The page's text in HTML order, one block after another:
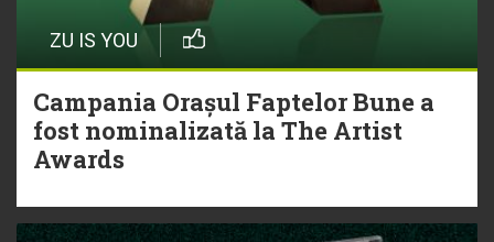
ZU IS YOU
Campania Orașul Faptelor Bune a
fost nominalizată la The Artist
Awards